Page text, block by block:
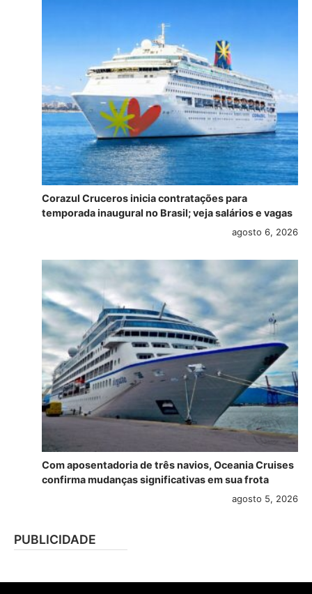
Corazul Cruceros inicia contratações para
temporada inaugural no Brasil; veja salários e vagas
agosto 6, 2026
Com aposentadoria de três navios, Oceania Cruises
confirma mudanças significativas em sua frota
agosto 5, 2026
PUBLICIDADE